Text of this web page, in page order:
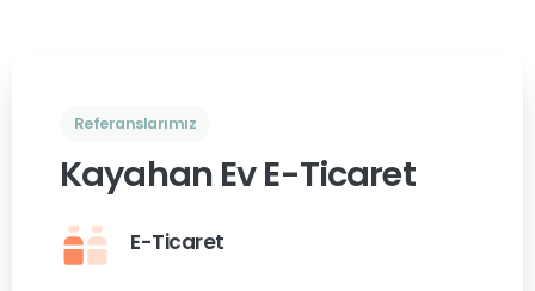
Referanslarımız
Kayahan Ev E-Ticaret
E-Ticaret